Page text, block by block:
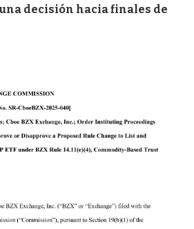
decisión hacia finales de